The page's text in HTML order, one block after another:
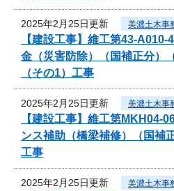
2025年2月25日更新 美濃土木事
【建設工事】維工第43-
金（災害防除）（国補正分）
（その1）工事
2025年2月25日更新 美濃土木事
【建設工事】維工第
ンス補助（橋梁補修）（国補
工事
2025年2月25日更新 美濃土木事